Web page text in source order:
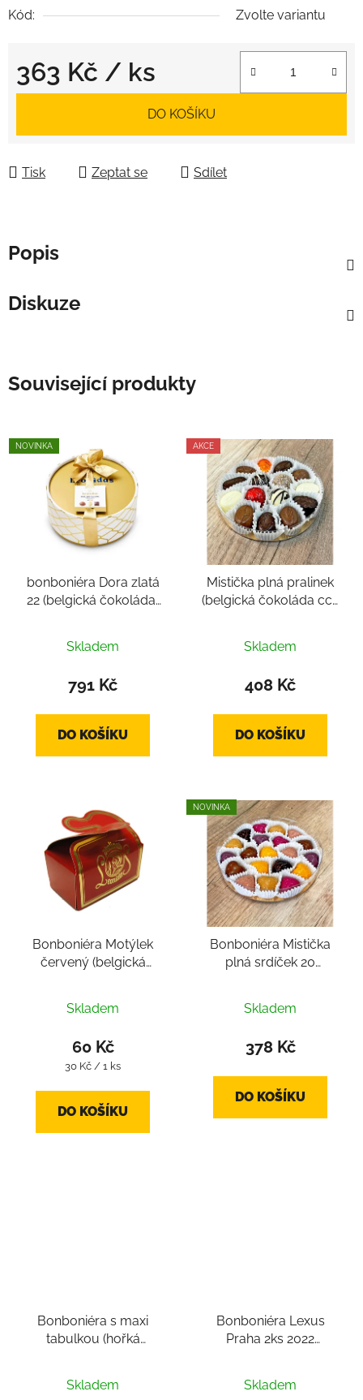
Kód:
Zvolte variantu
363 Kč / ks
Měrná cena:
DO KOŠÍKU
Tisk Zeptat se Sdílet
Popis
Diskuze
Související produkty
NOVINKA
bonboniéra Dora zlatá
22 (belgická čokoláda,
hodnocení
produktu
z
Skladem
791 Kč
DO KOŠÍKU
AKCE
Mistička plná pralinek
(belgická čokoláda cca
Skladem
408 Kč
DO KOŠÍKU
Bonboniéra Motýlek
červený (belgická
Skladem
60 Kč
Měrná
30 Kč / 1 ks
DO KOŠÍKU
NOVINKA
Bonboniéra Mistička
plná srdíček 20
Skladem
378 Kč
DO KOŠÍKU
Bonboniéra s maxi
tabulkou (hořká
Skladem
Bonboniéra Lexus
Praha 2ks 2022
24g)
Skladem